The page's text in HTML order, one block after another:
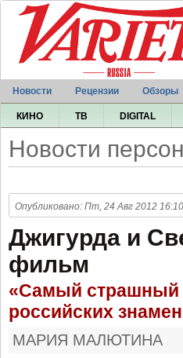
Новости Рецензии Обзоры
КИНО ТВ DIGITAL
Новости
Опубликовано: Пт, 24 Авг 2012 16:10
Джигурда и
фильм
«Самый страшный
российских
МАРИЯ МАЛЮТИНА